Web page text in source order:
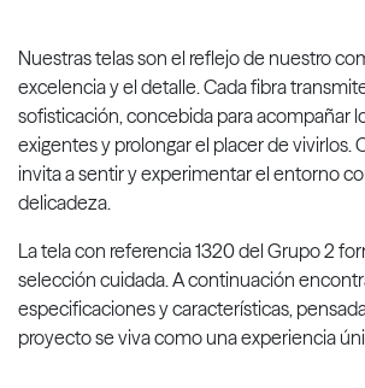
Nuestras telas son el reflejo de nuestro
excelencia y el detalle. Cada fibra
sofisticación, concebida para acompañar
exigentes y prolongar el placer de vivirlos.
invita a sentir y experimentar el entorno
delicadeza.
La tela con referencia 1320 del Grupo 2
selección cuidada. A continuación
especificaciones y características,
proyecto se viva como una experiencia